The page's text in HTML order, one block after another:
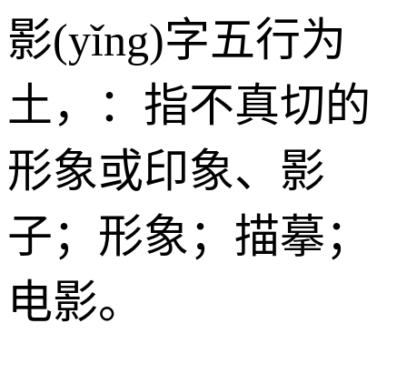
影(yǐng)字五行为
土，：指不真切的
形象或印象、影
子；形象；描摹；
电影。